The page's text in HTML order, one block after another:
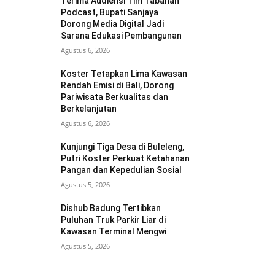
Podcast, Bupati Sanjaya
Dorong Media Digital Jadi
Sarana Edukasi Pembangunan
Agustus 6, 2026
Koster Tetapkan Lima Kawasan
Rendah Emisi di Bali, Dorong
Pariwisata Berkualitas dan
Berkelanjutan
Agustus 6, 2026
Kunjungi Tiga Desa di Buleleng,
Putri Koster Perkuat Ketahanan
Pangan dan Kepedulian Sosial
Agustus 5, 2026
Dishub Badung Tertibkan
Puluhan Truk Parkir Liar di
Kawasan Terminal Mengwi
Agustus 5, 2026